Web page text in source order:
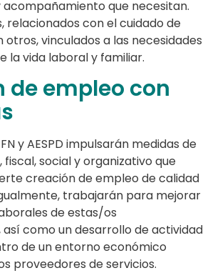
acompañamiento que necesitan.
relacionados con el cuidado de
otros, vinculados a las necesidades
la vida laboral y familiar.
de empleo con
y AESPD impulsarán medidas de
social y organizativo que
creación de empleo de calidad
trabajarán para mejorar
de estas/os
como un desarrollo de actividad
de un entorno económico
proveedores de servicios.